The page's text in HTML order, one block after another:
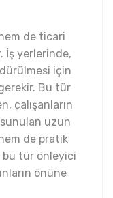
de ticari
İş yerlerinde,
için
Bu tür
çalışanların
sunulan uzun
de pratik
bu tür önleyici
önüne